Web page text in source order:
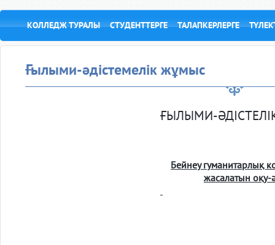
КОЛЛЕДЖ ТУРАЛЫ СТУДЕНТТЕРГЕ ТАЛАПКЕРЛЕРГЕ
Ғылыми-әдістемелік жұмыс
ҒЫЛЫМИ-
Бейнеу гуманитарлық
жасалатын оқу-